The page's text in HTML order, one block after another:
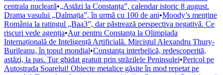
centrala nucleară•„Astăzi la Constanța”, calendar istoric 8 august.
Drama vasului „Dalmația”, în urmă cu 100 de ani•Moody’s menține
România la ratingul „Baa3”, dar păstrează perspectiva negativă. Ce
riscuri vede agenția•Aur pentru Constanța la Olimpiada
Internațională de Inteligență Artificială. Mircistul Alexandru Thury-
Burileanu, în topul mondial•Constanța interbelică, redescoperită,
astăzi, la pas. Tur ghidat gratuit prin străzilele Peninsulei•Pericol pe
Autostrada Soarelui! Obiecte metalice găsite în mod repetat pe